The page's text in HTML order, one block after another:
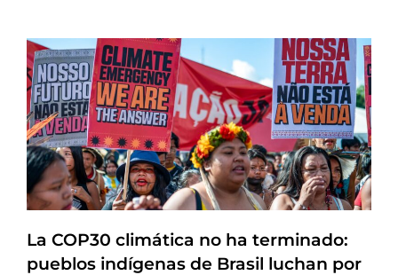
La COP30 climática no ha terminado:
pueblos indígenas de Brasil luchan por